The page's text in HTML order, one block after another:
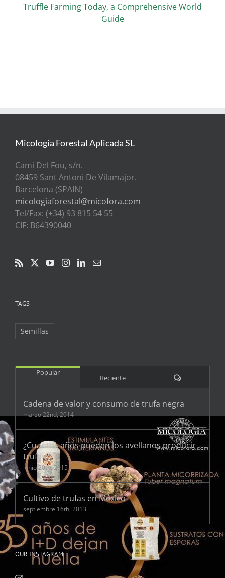
Truffle Farming Today, a Comprehensive World
Guide
Micologia Forestal Aplicada SL
Cami Del Fou, s/n.
08459 Sant Antoni De Vilamajor.
Barcelona (SPAIN)
micologiaforestal@micofora.com
Tel/Fax: (+34) 93 815 54 55
CIF: B64390040
TAGS
Semillas
Popular
Reciente Comentarios
Cadena de valor y consumo de trufa negra
marzo 22nd, 2014
¿Cuantos años pueden los avellanos producir
trufas?
junio 20th, 2015
Cultivo de trufas en México
septiembre 16th, 2013
OUR INSTAGRAM